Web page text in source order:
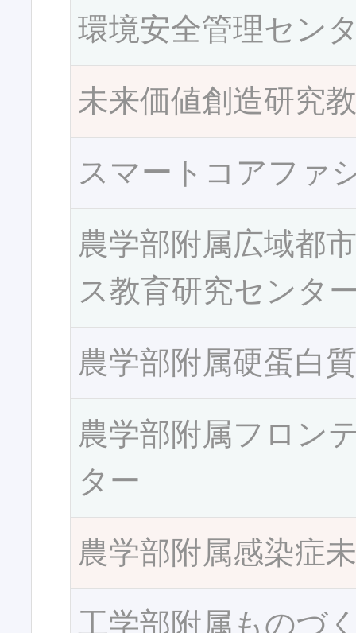
環境安全管理セン
未来価値創造研究
スマートコアファ
農学部附属広域都
ス教育研究センタ
農学部附属硬蛋白
農学部附属フロン
ター
農学部附属感染症
工学部附属ものづ